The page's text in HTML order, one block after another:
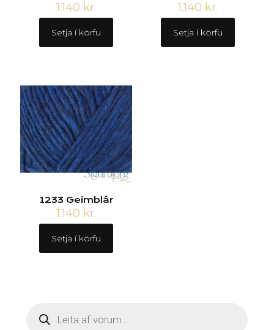
1.140 kr.
Setja í körfu
1.140 kr.
Setja í körfu
1233 Geimblár
1.140 kr.
Setja í körfu
search